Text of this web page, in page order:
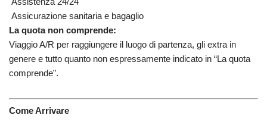
Assicurazione sanitaria e bagaglio
La quota non comprende:
Viaggio A/R per raggiungere il luogo di partenza, gli extra in
genere e tutto quanto non espressamente indicato in “La quota
comprende”.
Come Arrivare